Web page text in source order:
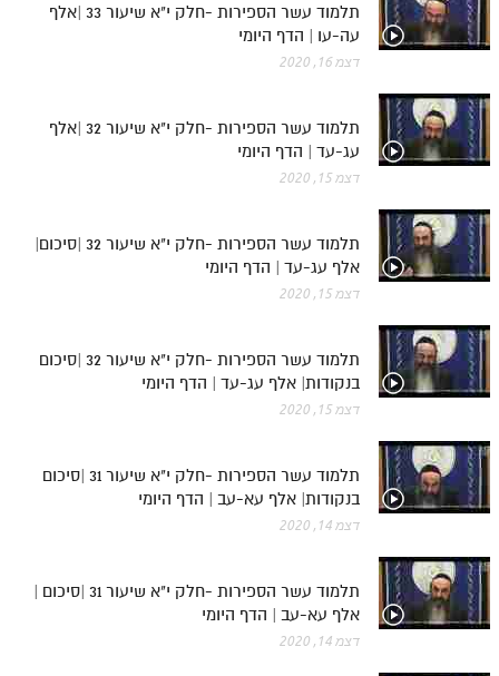
תלמוד עשר הספירות חלק יב
תלמוד עשר הספירות חלק יג
תלמוד עשר הספירות חלק יד
תלמוד עשר הספירות חלק טו
תלמוד עשר הספירות חלק טז
בית שער הכוונות
אודות האתר
בעל הסולם
אתר הבית
לאתר ספר הרב
דף היומי בזוהר הקדוש
תלמוד עשר הספירות -חלק י"א שיעור 33 |אלף
עה-עו | הדף היומי
דצמ 16, 2020
תלמוד עשר הספירות -חלק י"א שיעור 32 |אלף
עג-עד | הדף היומי
דצמ 15, 2020
תלמוד עשר הספירות -חלק י"א שיעור 32 |סיכום|
אלף עג-עד | הדף היומי
דצמ 15, 2020
תלמוד עשר הספירות -חלק י"א שיעור 32 |סיכום
בנקודות| אלף עג-עד | הדף היומי
דצמ 15, 2020
תלמוד עשר הספירות -חלק י"א שיעור 31 |סיכום
בנקודות| אלף עא-עב | הדף היומי
דצמ 14, 2020
תלמוד עשר הספירות -חלק י"א שיעור 31 |סיכום |
אלף עא-עב | הדף היומי
דצמ 14, 2020